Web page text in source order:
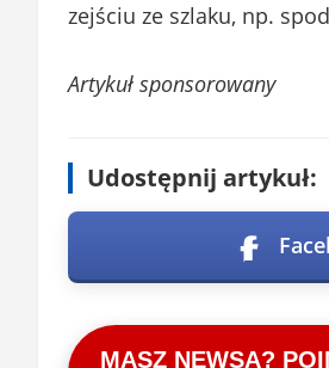
zejściu ze szlaku, np.
Artykuł sponsorowany
Udostępnij artykuł:
MASZ NEWSA?